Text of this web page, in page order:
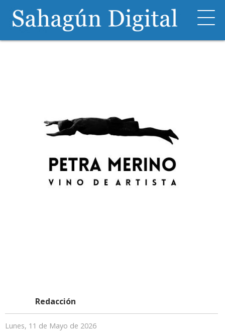
Redacción
Lunes, 11 de Mayo de 2026